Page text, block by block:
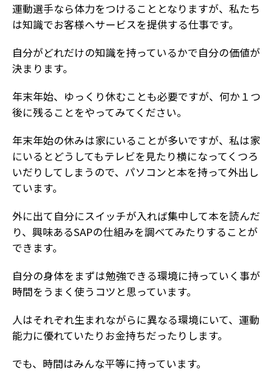
運動選手なら体力をつけることとなりますが、私たち
は知識でお客様へサービスを提供する仕事です。
自分がどれだけの知識を持っているかで自分の価値が
決まります。
年末年始、ゆっくり休むことも必要ですが、何か１つ
後に残ることをやってみてください。
年末年始の休みは家にいることが多いですが、私は家
にいるとどうしてもテレビを見たり横になってくつろ
いだりしてしまうので、パソコンと本を持って外出し
ています。
外に出て自分にスイッチが入れば集中して本を読んだ
り、興味あるSAPの仕組みを調べてみたりすることが
できます。
自分の身体をまずは勉強できる環境に持っていく事が
時間をうまく使うコツと思っています。
人はそれぞれ生まれながらに異なる環境にいて、運動
能力に優れていたりお金持ちだったりします。
でも、時間はみんな平等に持っています。